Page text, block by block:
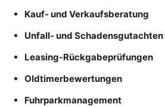
Kauf- und Verkaufsberatung
Unfall- und Schadensgutachten
Leasing-Rückgabeprüfungen
Oldtimerbewertungen
Fuhrparkmanagement